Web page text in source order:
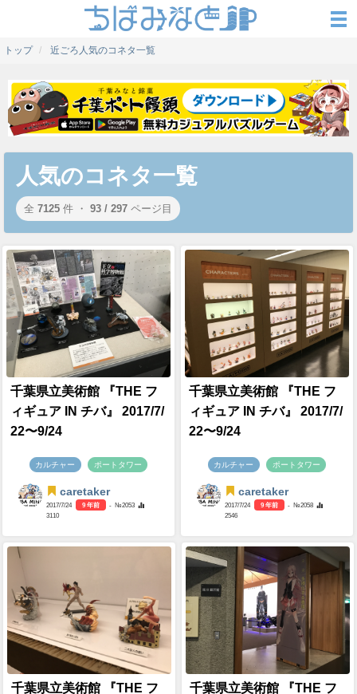
トップ 近ごろ人気のコネタ一覧
人気のコネタ一覧
全 7125 件 ・ 93 / 297 ページ目
千葉県立美術館 『THE フ
ィギュア IN チバ』 2017/7/
22〜9/24
カルチャー ポートタワー
caretaker
2017/7/24 9 年前
- №2053
3110
千葉県立美術館 『THE フ
ィギュア IN チバ』 2017/7/
22〜9/24
カルチャー ポートタワー
caretaker
2017/7/24 9 年前
- №2058
2546
千葉県立美術館 『THE フ
千葉県立美術館 『THE フ